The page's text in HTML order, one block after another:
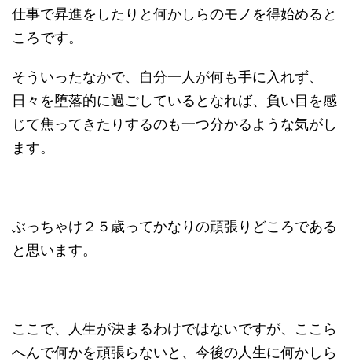
仕事で昇進をしたりと何かしらのモノを得始めると
ころです。
そういったなかで、自分一人が何も手に入れず、
日々を堕落的に過ごしているとなれば、負い目を感
じて焦ってきたりするのも一つ分かるような気がし
ます。
ぶっちゃけ２５歳ってかなりの頑張りどころである
と思います。
ここで、人生が決まるわけではないですが、ここら
へんで何かを頑張らないと、今後の人生に何かしら